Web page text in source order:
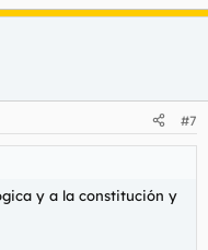
#7
y a la constitución y